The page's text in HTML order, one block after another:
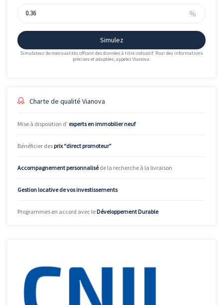
%
Simulez
Simulateur de mensualités offrant des données à titre indicatif. Pour des informations
précises et adaptées, appelez Vianova.
Charte de qualité Vianova
Mise à disposition d’ experts en immobilier neuf
Bénéficier des prix “direct promoteur”
Accompagnement personnaliséde la recherche à la livraison
Gestion locative de vos investissements
Programmes en accord avec le Développement Durable